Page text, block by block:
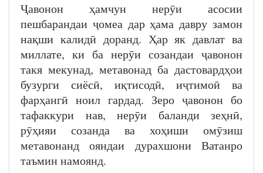
Ҷавонон ҳамчун нерӯи асосии
пешбарандаи ҷомеа дар ҳама давру замон
нақши калидӣ доранд. Ҳар як давлат ва
миллате, ки ба нерӯи созандаи ҷавонон
такя мекунад, метавонад ба дастовардҳои
бузурги сиёсӣ, иқтисодӣ, иҷтимоӣ ва
фарҳангӣ ноил гардад. Зеро ҷавонон бо
тафаккури нав, нерӯи баланди зеҳнӣ,
рӯҳияи созанда ва хоҳиши омӯзиш
метавонанд ояндаи дурахшони Ватанро
таъмин намоянд.